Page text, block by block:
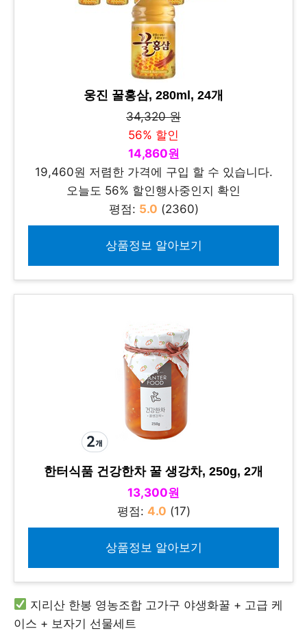
웅진 꿀홍삼, 280ml, 24개
34,320 원
56% 할인
14,860원
19,460원 저렴한 가격에 구입 할 수 있습니다.
오늘도 56% 할인행사중인지 확인
평점: 5.0 (2360)
상품정보 알아보기
한터식품 건강한차 꿀 생강차, 250g, 2개
13,300원
평점: 4.0 (17)
상품정보 알아보기
지리산 한봉 영농조합 고가구 야생화꿀 + 고급 케
이스 + 보자기 선물세트